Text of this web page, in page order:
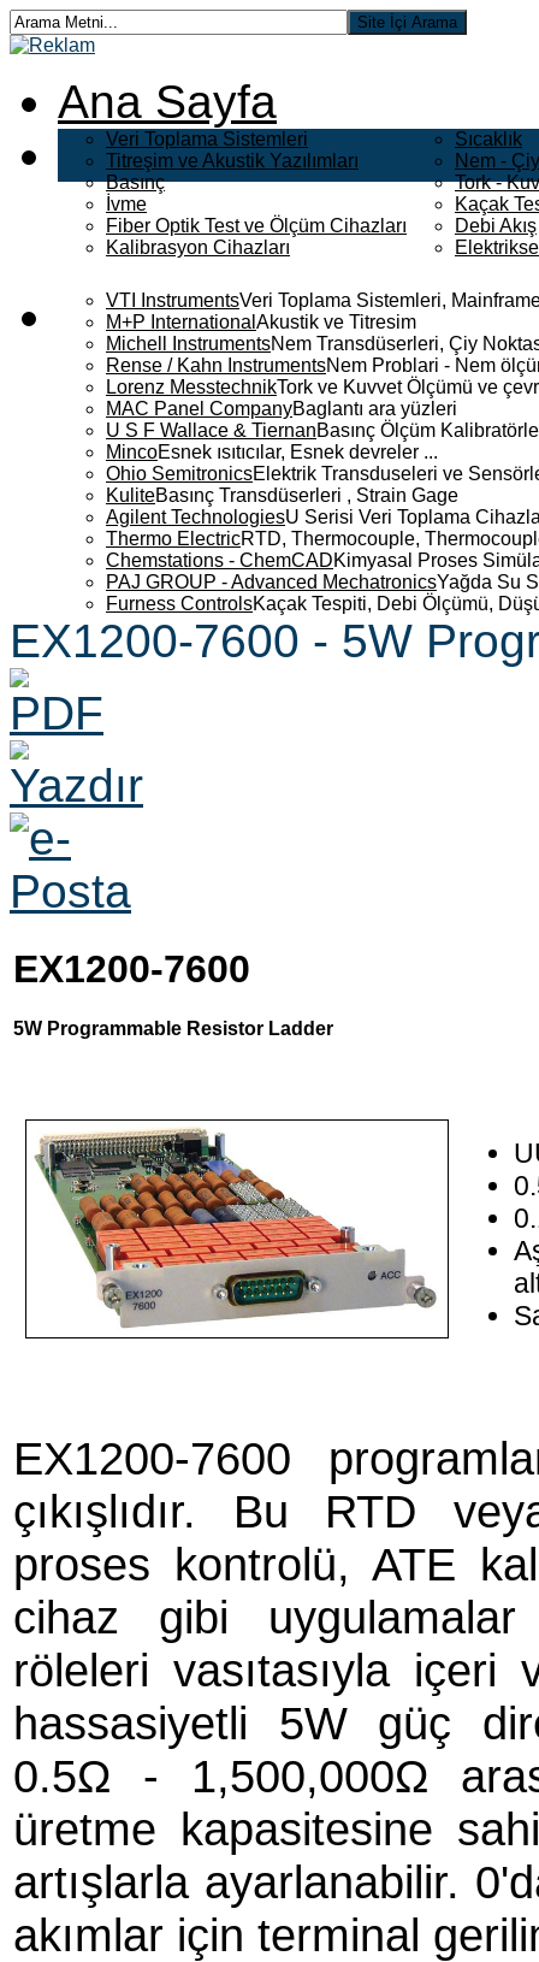
Ana Sayfa
Veri Toplama Sistemleri
Titreşim ve Akustik Yazılımları
Basınç
İvme
Fiber Optik Test ve Ölçüm Cihazları
Kalibrasyon Cihazları
Sıcaklık
Nem -
Tork -
Kaçak
Debi Akış
VTI InstrumentsVeri Toplama Sistemleri,
M+P International Akustik ve Titresim
Michell InstrumentsNem Transdüserleri, Çiy
Rense / Kahn InstrumentsNem Problari - Nem
Lorenz MesstechnikTork ve Kuvvet Ölçümü ve
MAC Panel CompanyBaglantı ara yüzleri
U S F Wallace & TiernanBasınç Ölçüm
MincoEsnek ısıtıcılar, Esnek devreler ...
Ohio SemitronicsElektrik Transduseleri ve
KuliteBasınç Transdüserleri , Strain Gage
Agilent TechnologiesU Serisi Veri Toplama
Thermo ElectricRTD, Thermocouple,
Chemstations - ChemCADKimyasal Proses
PAJ GROUP - Advanced MechatronicsYağda Su
Furness ControlsKaçak Tespiti, Debi Ölçümü,
EX1200-7600 - 5W
EX1200-7600
5W Programmable Resistor Ladder
EX1200-7600
çıkışlıdır. Bu RTD
proses kontrolü, ATE
cihaz gibi uygulamalar
röleleri vasıtasıyla içeri
hassasiyetli 5W güç
0.5Ω - 1,500,000Ω
üretme kapasitesine
artışlarla ayarlanabilir.
akımlar için terminal